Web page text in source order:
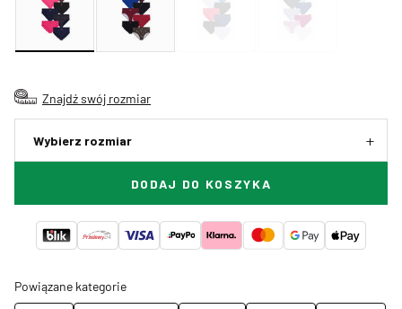
Znajdź swój rozmiar
Wybierz rozmiar
DODAJ DO KOSZYKA
Powiązane kategorie